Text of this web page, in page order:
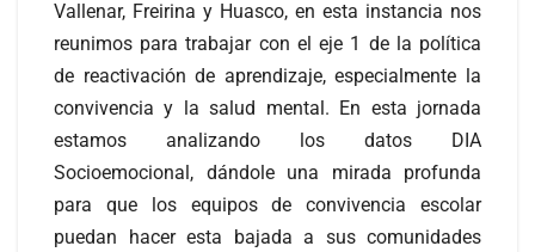
Vallenar, Freirina y Huasco, en esta instancia nos
reunimos para trabajar con el eje 1 de la política
de reactivación de aprendizaje, especialmente la
convivencia y la salud mental. En esta jornada
estamos analizando los datos DIA
Socioemocional, dándole una mirada profunda
para que los equipos de convivencia escolar
puedan hacer esta bajada a sus comunidades